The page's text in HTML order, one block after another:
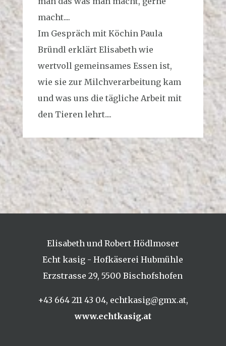
macht....
Im Gespräch mit Köchin Paula
Bründl erklärt Elisabeth wie
wertvoll gemeinsames Essen ist,
wie sie zur Milchverarbeitung kam
und was uns die tägliche Arbeit mit
den Tieren lehrt....
Elisabeth und Robert Hödlmoser
Echt kasig - Hofkäserei Hubmühle
Erzstrasse 29, 5500 Bischofshofen
+43 664 211 43 04, echtkasig@gmx.at,
www.echtkasig.at